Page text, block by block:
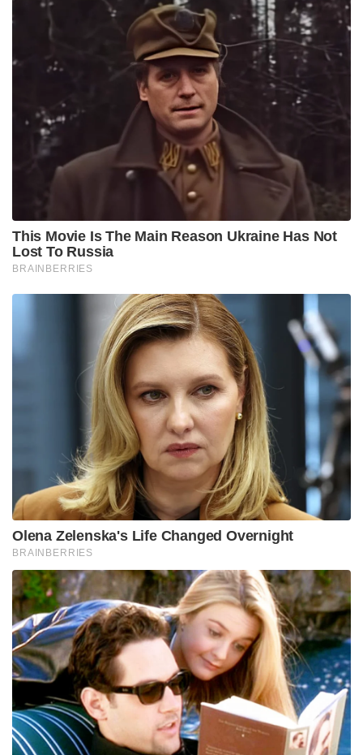
സഹമന്ത്രിയായി പ്രവര്‍ത്തിച്ചു. 2016 മുതല്‍2018 വരെ
കര്‍ണ്ണാടകയെ പ്രതിനിധീകരിച്ച് സ്വതന്ത്ര
രാജ്യസഭാംഗമായിരുന്നു. 2018ലാണ്ബിജെപിയില്‍
ചേർന്നത്.
ഇന്ത്യ ടുഡേ മാഗസിന്‍ 2017 ല്‍ തെരഞ്ഞെടുത്ത
ഇന്ത്യയിലെ ഏറ്റവും ശക്തരായ
വ്യക്തികളുടെപട്ടികയില്‍ 41-ാം സ്ഥാനം നേടിയ
നേതാവാണ് രാജീവ് ചന്ദ്രശേഖർ. 2006-ൽ ജൂപ്പിറ്റർ
ക്യാപിറ്റൽസ്ഥാപിച്ച രാജീവ് ചന്ദ്രശേഖർ 2014 വരെ
ചെയർമാനായി പ്രവർത്തിച്ചു. ഏഷ്യാനെറ്റ് ന്യൂസ്,
സുവർണ ന്യൂസ്, കന്നഡ പ്രഭ തുടങ്ങിയ
മാധ്യമസ്ഥാപനങ്ങള്‍ ജൂപ്പിറ്റർ ക്യാപ്പിറ്റല്‍സിന്
1964 മെയ് 31 ഗുജറാത്തിലെ അഹമ്മദാബാദിലാണ്
ജനനം. മാതാപിതാക്കള്‍ മലയാളികളാണ്. ബിപി എല്‍
ഗ്രൂപ്പിന്റെ സ്ഥാപകന്‍ ടി പിജി നമ്പ്യാരുടെ മകൾ
അഞ്ജുവാണ് ഭാര്യ.മണിപ്പാല്‍ ഇന്‍സ്റ്റിറ്റ്യൂട്ട്ഓഫ്
ടെക്‌നോളജിയില്‍ നിന്ന് ഇലക്ട്രിക്കല്‍
എഞ്ചിനിയറിംഗില്‍ ബിരുദം നേടിയ
രാജീവ്ചിക്കാഗോയിലെ ഇല്ലിനോയി ഇന്‍സ്റ്റിറ്റ്യൂട്ട് ഓഫ്
ടെക്‌നോളജിയില്‍ നിന്ന് കമ്പ്യൂട്ടര്‍
സയന്‍സില്‍ബിരുദാനന്തര ബിരുദവും
കരസ്ഥമാക്കിയിട്ടുണ്ട്. ഹാര്‍വാര്‍ഡ്
യൂണിവേഴ്‌സിറ്റിയില്‍ നിന്ന്അഡ്വാന്‍സ് മാനേജ്‌മെന്റ്
പ്രോഗ്രാം പൂര്‍ത്തിയാക്കി.
Tags: RAJEEV CHANDRASHEKAR' BJP minister